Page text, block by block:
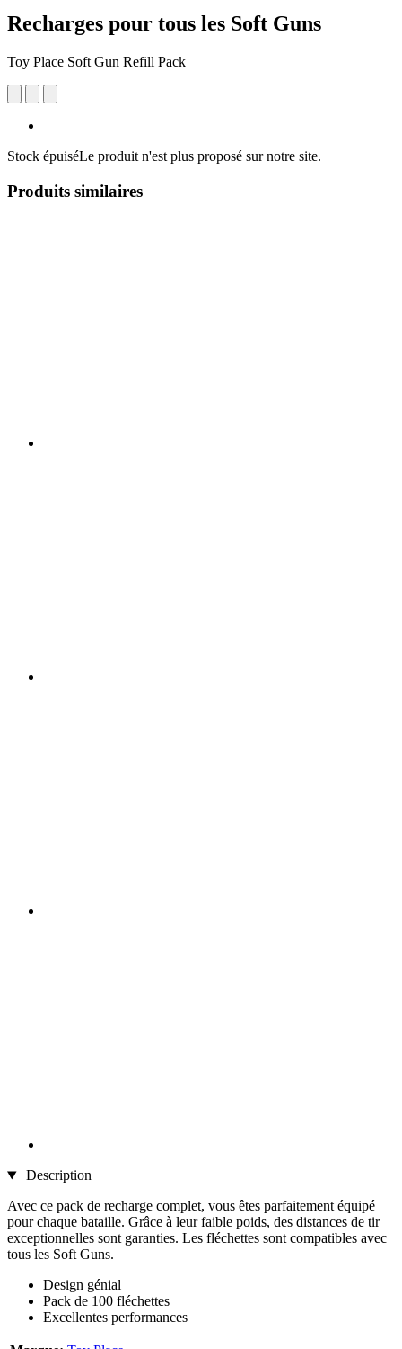
Recharges pour tous les Soft Guns
Toy Place Soft Gun Refill Pack
Stock épuiséLe produit n'est plus proposé sur notre site.
Produits similaires
Description
Avec ce pack de recharge complet, vous êtes parfaitement équipé
pour chaque bataille. Grâce à leur faible poids, des distances de tir
exceptionnelles sont garanties. Les fléchettes sont compatibles avec
tous les Soft Guns.
Design génial
Pack de 100 fléchettes
Excellentes performances